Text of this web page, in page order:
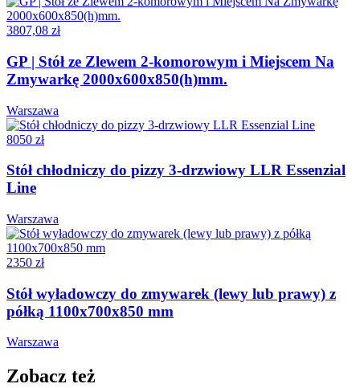
3807,08 zł
GP | Stół ze Zlewem 2-komorowym i Miejscem Na
Zmywarkę 2000x600x850(h)mm.
Warszawa
8050 zł
Stół chłodniczy do pizzy 3-drzwiowy LLR Essenzial
Line
Warszawa
2350 zł
Stół wyładowczy do zmywarek (lewy lub prawy) z
półką 1100x700x850 mm
Warszawa
Zobacz też